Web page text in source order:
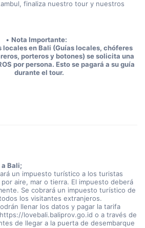
finaliza nuestro tour y nuestros
Nota Importante:
locales en Bali (Guías locales, chóferes
porteros y botones) se solicita una
por persona. Esto se pagará a su guía
durante el tour.
Bali;
un impuesto turístico a los turistas
aire, mar o tierra. El impuesto deberá
Se cobrará un impuesto turístico de
los visitantes extranjeros.
llenar los datos y pagar la tarifa
lovebali.baliprov.go.id o a través de
de llegar a la puerta de desembarque